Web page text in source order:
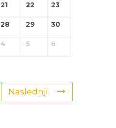
21 22 23
28 29 30
4 5 6
Naslednji